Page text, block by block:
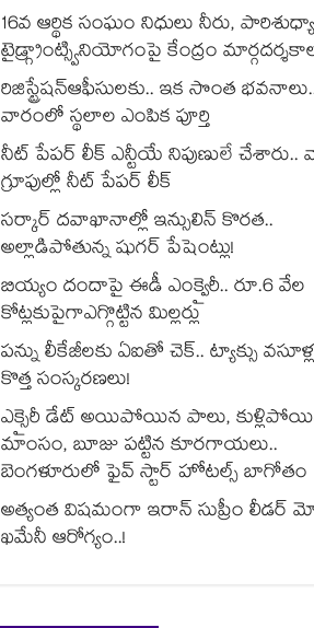
16వ ఆర్థిక సంఘం నిధులు నీరు,
టైడ్గ్రాంట్స్వినియోగంపై కేంద్రం
రిజిస్ట్రేషన్ఆఫీసులకు.. ఇక సొంత
వారంలో స్థలాల ఎంపిక పూర్తి
నీట్ పేపర్ లీక్ ఎన్టీయే నిపుణులే చేశారు..
గ్రూపుల్లో నీట్ పేపర్ లీక్
సర్కార్ దవాఖానాల్లో ఇన్సులిన్ కొరత..
అల్లాడిపోతున్న షుగర్ పేషెంట్లు!
బియ్యం దందాపై ఈడీ ఎంక్వైరీ.. రూ.6 వేల
కోట్లకుపైగాఎగ్గొట్టిన మిల్లర్లు
పన్ను లీకేజీలకు ఏఐతో చెక్‌‌‌‌‌‌‌‌‌‌‌‌‌‌‌‌.. ట్యాక్సు
కొత్త సంస్కరణలు!
ఎక్సైరీ డేట్ అయిపోయిన పాలు,
మాంసం, బూజు పట్టిన కూరగాయలు..
బెంగళూరులో ఫైవ్ స్టార్ హోటల్స్ బాగోతం
అత్యంత విషమంగా ఇరాన్ సుప్రీం లీడర్
ఖమేనీ ఆరోగ్యం..!